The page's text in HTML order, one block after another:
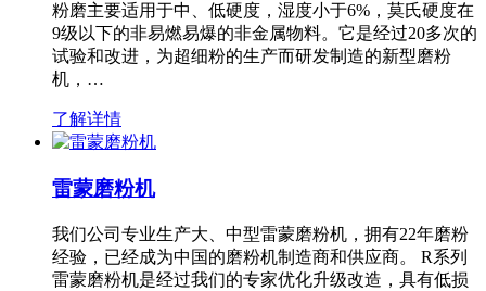
粉磨主要适用于中、低硬度，湿度小于6%，莫氏硬度在
9级以下的非易燃易爆的非金属物料。它是经过20多次的
试验和改进，为超细粉的生产而研发制造的新型磨粉
机，…
了解详情
雷蒙磨粉机
我们公司专业生产大、中型雷蒙磨粉机，拥有22年磨粉
经验，已经成为中国的磨粉机制造商和供应商。 R系列
雷蒙磨粉机是经过我们的专家优化升级改造，具有低损